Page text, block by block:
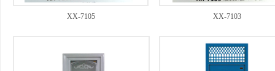
XX-7105 XX-7103